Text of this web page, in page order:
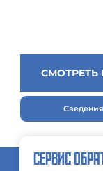
СЕРВИС